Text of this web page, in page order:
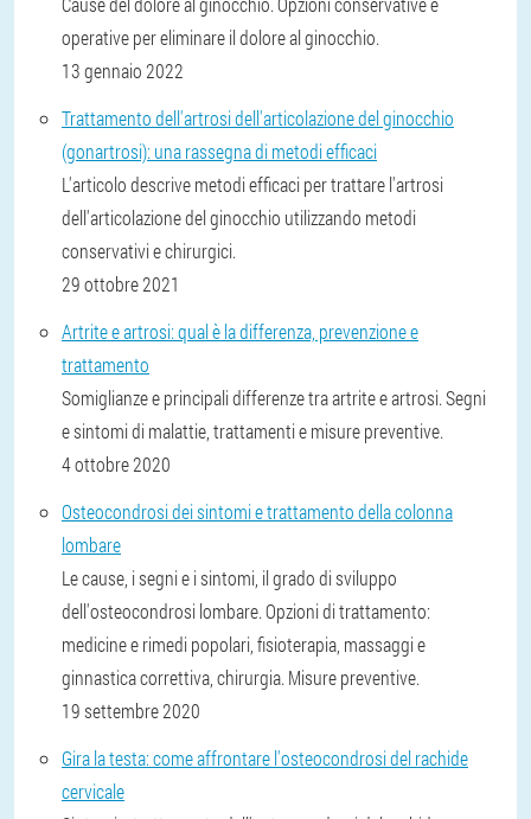
operative per eliminare il dolore al ginocchio.
13 gennaio 2022
Trattamento dell'artrosi dell'articolazione del ginocchio
(gonartrosi): una rassegna di metodi efficaci
L'articolo descrive metodi efficaci per trattare l'artrosi
dell'articolazione del ginocchio utilizzando metodi
conservativi e chirurgici.
29 ottobre 2021
Artrite e artrosi: qual è la differenza, prevenzione e
trattamento
Somiglianze e principali differenze tra artrite e artrosi. Segni
e sintomi di malattie, trattamenti e misure preventive.
4 ottobre 2020
Osteocondrosi dei sintomi e trattamento della colonna
lombare
Le cause, i segni e i sintomi, il grado di sviluppo
dell'osteocondrosi lombare. Opzioni di trattamento:
medicine e rimedi popolari, fisioterapia, massaggi e
ginnastica correttiva, chirurgia. Misure preventive.
19 settembre 2020
Gira la testa: come affrontare l'osteocondrosi del rachide
cervicale